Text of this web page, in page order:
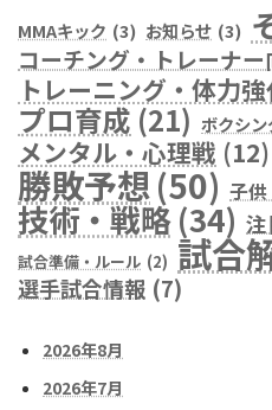
MMAキック (3) お知らせ (3)
コーチング・トレーナー
トレーニング・体力
プロ育成 (21) ボクシ
メンタル・心理戦 (12)
勝敗予想(50) 子
技術・戦略(34)
試合準備・ルール (2) 試合
選手試合情報 (7)
2026年8月
2026年7月